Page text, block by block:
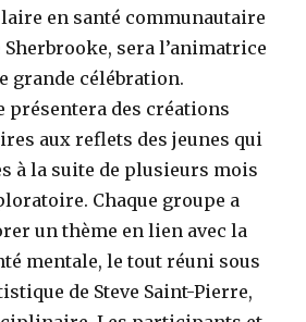
en santé communautaire
Sherbrooke, sera l’animatrice
grande célébration.
présentera des créations
aux reflets des jeunes qui
à la suite de plusieurs mois
Chaque groupe a
un thème en lien avec la
mentale, le tout réuni sous
de Steve Saint-Pierre,